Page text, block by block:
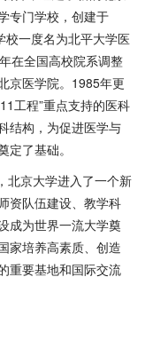
专门学校，创建于
校一度名为北平大学医
在全国高校院系调整
京医学院。1985年更
工程”重点支持的医科
结构，为促进医学与
了基础。
北京大学进入了一个新
资队伍建设、教学科
成为世界一流大学奠
家培养高素质、创造
重要基地和国际交流